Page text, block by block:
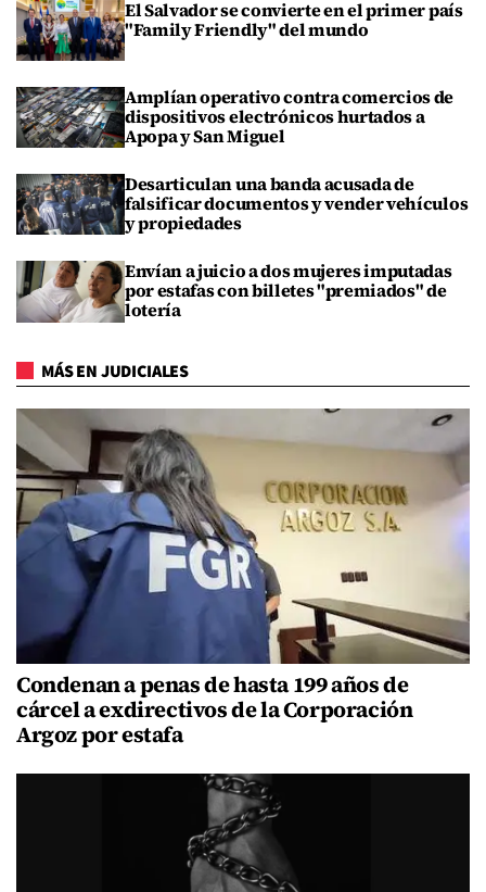
El Salvador se convierte en el primer país
"Family Friendly" del mundo
Amplían operativo contra comercios de
dispositivos electrónicos hurtados a
Apopa y San Miguel
Desarticulan una banda acusada de
falsificar documentos y vender vehículos
y propiedades
Envían a juicio a dos mujeres imputadas
por estafas con billetes "premiados" de
lotería
MÁS EN JUDICIALES
Condenan a penas de hasta 199 años de
cárcel a exdirectivos de la Corporación
Argoz por estafa